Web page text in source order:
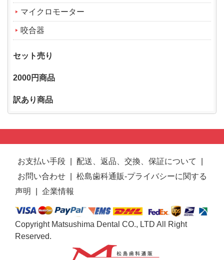
マイクロモーター
咬合器
セット売り
2000円商品
訳あり商品
お支払い手段 配送、返品、交換、保証について
お問い合わせ
松島歯科通販-プライバシーに関する
声明
企業情報
Copyright Matsushima Dental CO., LTD All Right
Reserved.